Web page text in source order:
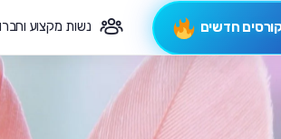
חדשים נשות מקצוע